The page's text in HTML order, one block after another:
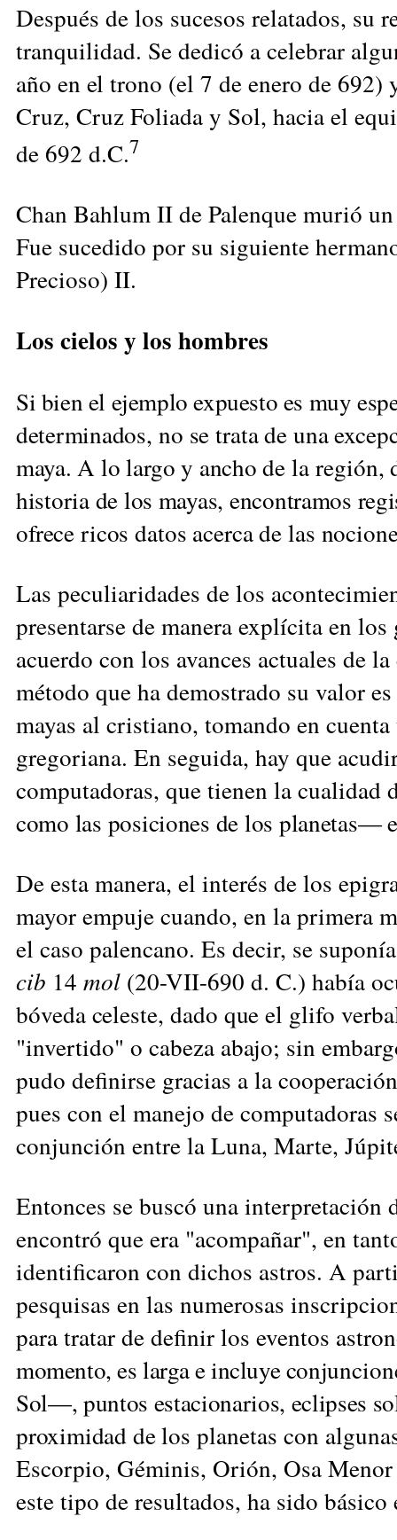
Después de los sucesos relatados, su
tranquilidad. Se dedicó a celebrar
año en el trono (el 7 de enero de
Cruz, Cruz Foliada y Sol, hacia el
de 692 d.C.7
Chan Bahlum II de Palenque murió
Fue sucedido por su siguiente
Precioso) II.
Los cielos y los hombres
Si bien el ejemplo expuesto es muy
determinados, no se trata de una
maya. A lo largo y anchode la región,
historia de los mayas, encontramos re
ofrece ricos datos acerca de las
Las peculiaridades de los
presentarse de manera explícita en
acuerdo con los avances actuales de
método que ha demostrado su valor
mayas al cristiano, tomando en
gregoriana. En seguida, hay que
computadoras, que tienen la cualidad
como las posiciones de los planetas—
De esta manera, el interés de los
mayor empuje cuando, en la primera
el caso palencano. Es decir, se
cib 14 mol (20-VII-690 d. C.) había
bóveda celeste, dado queel glifo
"invertido" o cabeza abajo; sin
pudo definirse gracias a la
pues con el manejo de computadoras
conjunción entre la Luna, Marte,
Entonces se buscó una
encontró que era "acompañar", en
identificaron con dichos astros. A
pesquisas en las numerosas
para tratar de definir los eventos
momento, es larga e incluye con
Sol—, puntos estacionarios, eclipses
proximidad delos planetas con
Escorpio, Géminis, Orión, Osa
este tipo de resultados, ha sido